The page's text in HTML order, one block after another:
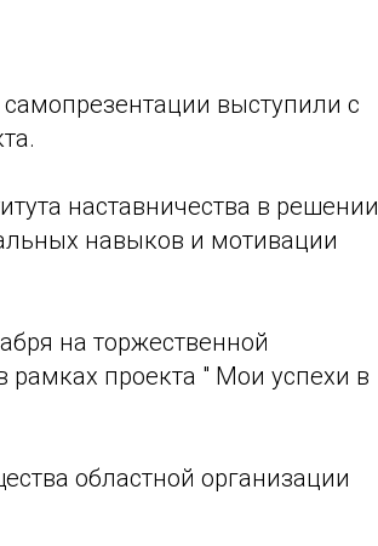
выступили с
наставничества в решении
навыков и мотивации
на торжественной
проекта " Мои успехи в
областной организации